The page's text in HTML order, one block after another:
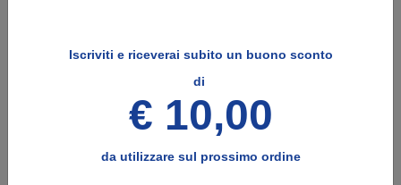
CARICA FILE
Dimensione massima 8MB
RISTAMPA
Verrà utilizzato il file
Iscriviti e riceverai subito un buono sconto
di
€ 10,00
da utilizzare sul prossimo ordine